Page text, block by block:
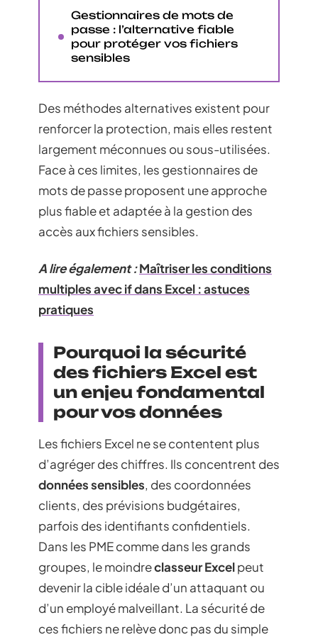
Gestionnaires de mots de
passe : l’alternative fiable
pour protéger vos fichiers
sensibles
Des méthodes alternatives existent pour
renforcer la protection, mais elles restent
largement méconnues ou sous-utilisées.
Face à ces limites, les gestionnaires de
mots de passe proposent une approche
plus fiable et adaptée à la gestion des
accès aux fichiers sensibles.
A lire également :Maîtriser les conditions
multiples avec if dans Excel : astuces
pratiques
Pourquoi la sécurité
des fichiers Excel est
un enjeu fondamental
pour vos données
Les fichiers Excel ne se contentent plus
d’agréger des chiffres. Ils concentrent des
données sensibles, des coordonnées
clients, des prévisions budgétaires,
parfois des identifiants confidentiels.
Dans les PME comme dans les grands
groupes, le moindreclasseur Excelpeut
devenir la cible idéale d’un attaquant ou
d’un employé malveillant. La sécurité de
ces fichiers ne relève donc pas du simple